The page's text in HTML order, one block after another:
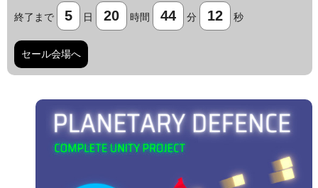
終了まで 5 日 20 時間 44 分 11 秒
セール会場へ